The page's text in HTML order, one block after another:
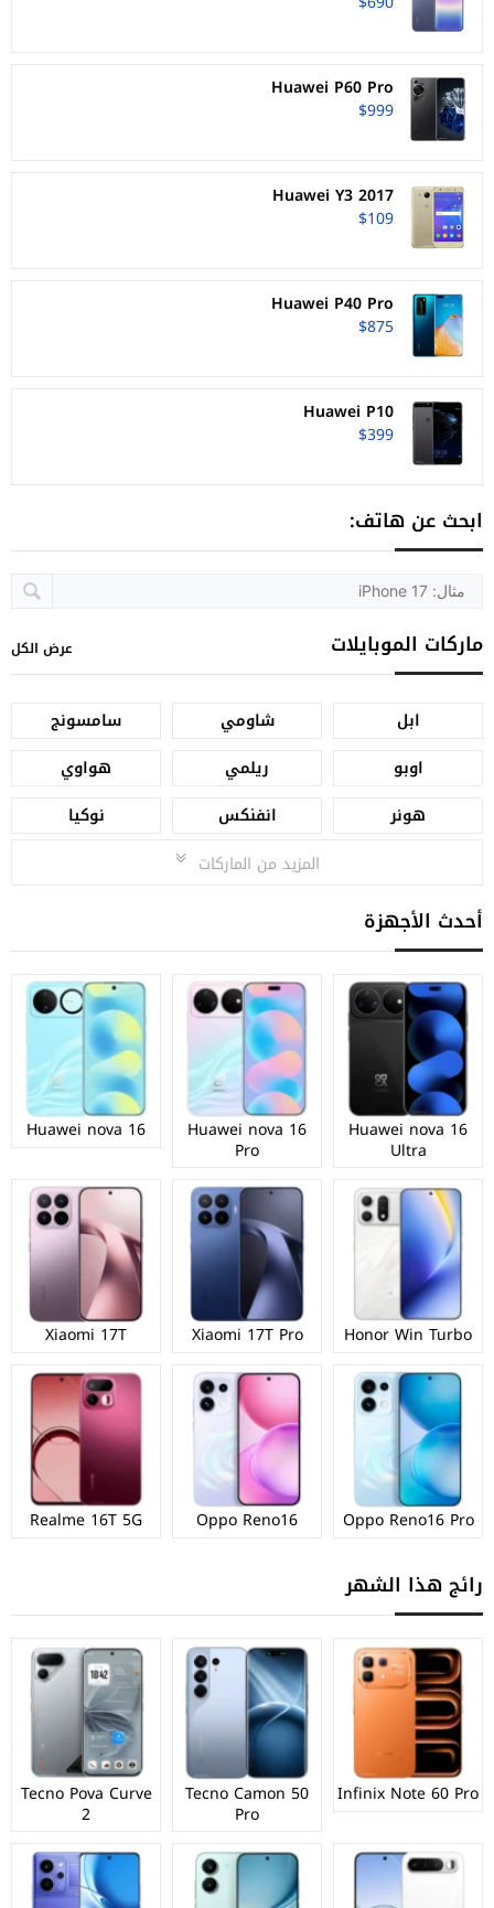
Huawei P60 Pro
$999
Huawei Y3 2017
$109
Huawei P40 Pro
$875
Huawei P10
$399
ابحث عن هاتف:
ماركات الموبايلات عرض الكل
ابل شاومي
سامسونج
اوبو
ريلمي
هواوي
هونر
انفنكس
نوكيا
المزيد من الماركات
أحدث الأجهزة
Huawei nova 16
Ultra
Huawei nova 16
Pro
Huawei nova 16
Honor Win Turbo
Xiaomi 17T Pro
Xiaomi 17T
Oppo Reno16 Pro
Oppo Reno16
Realme 16T 5G
رائج هذا الشهر
Infinix Note 60 Pro
Tecno Camon 50
Pro
Tecno Pova Curve
2